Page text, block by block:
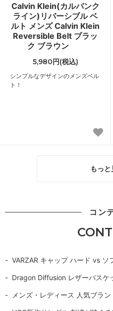
Calvin Klein(カルバンク
ライン)リバーシブル ベ
ルト メンズ Calvin Klein
Reversible Belt ブラッ
ク ブラウン
5,980円(税込)
シンプルなデザインのメンズベル
ト！
もっと
コン
VARZAR キャップ ハード vs ソ
Dragon Diffusion レザーバスケ
メンズ・レディース 人気ブラ